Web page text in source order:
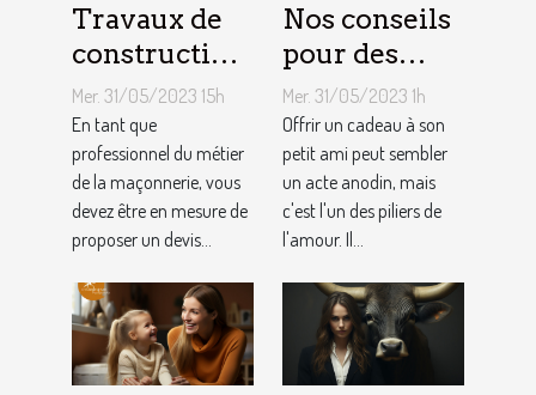
Travaux de
construction
d’une maison
: Comment
établir le
devis avec un
artisan
maçon ?
Mer. 31/05/2023 15h
En tant que
professionnel du métier
de la maçonnerie, vous
devez être en mesure de
proposer un devis...
Nos conseils
pour des
cadeaux
idéaux et
originaux
pour votre
petit ami
Mer. 31/05/2023 1h
Offrir un cadeau à son
petit ami peut sembler
un acte anodin, mais
c'est l'un des piliers de
l'amour. Il...